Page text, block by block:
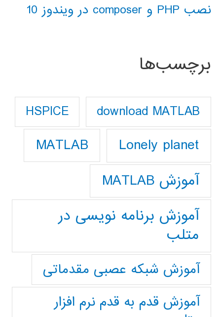
نصب PHP و composer در ویندوز 10
برچسب‌ها
download MATLAB
HSPICE
Lonely planet
MATLAB
آموزش MATLAB
آموزش برنامه نویسی در
متلب
آموزش شبکه عصبی مقدماتی
آموزش قدم به قدم نرم افزار